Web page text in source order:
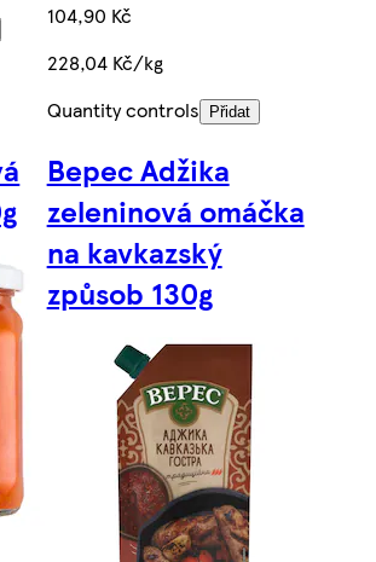
104,90 Kč
228,04 Kč/kg
Quantity controls
Přidat
Bepec Adžika
zeleninová omáčka
na kavkazský
způsob 130g